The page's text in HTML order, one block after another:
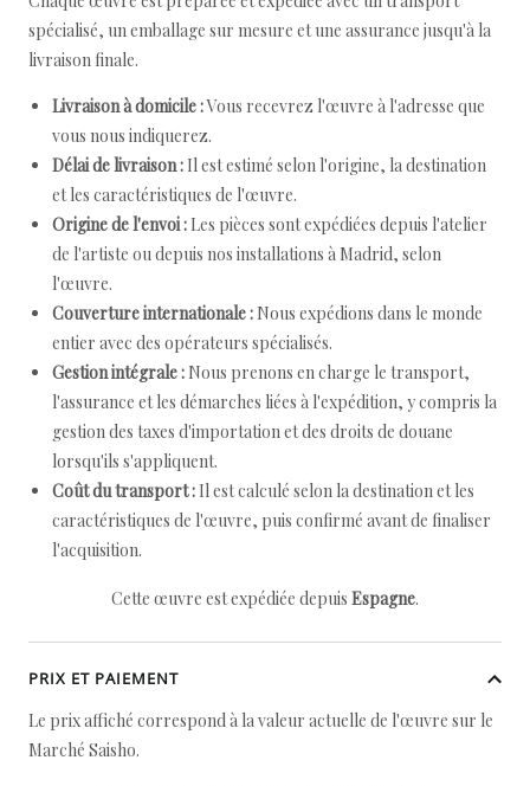
spécialisé, un emballage sur mesure et une assurance jusqu'à la
livraison finale.
Livraison à domicile :Vous recevrez l'œuvre à l'adresse que
vous nous indiquerez.
Délai de livraison : Il est estimé selon l'origine, la destination
et les caractéristiques de l'œuvre.
Origine de l'envoi : Les pièces sont expédiées depuis l'atelier
de l'artiste ou depuis nos installations à Madrid, selon
l'œuvre.
Couverture internationale : Nous expédions dans le monde
entier avec des opérateurs spécialisés.
Gestion intégrale : Nous prenons en charge le transport,
l'assurance et les démarches liées à l'expédition, y compris la
gestion des taxes d'importation et des droits de douane
lorsqu'ils s'appliquent.
Coût du transport : Il est calculé selon la destination et les
caractéristiques de l'œuvre, puis confirmé avant de finaliser
l'acquisition.
Cette œuvre est expédiée depuis Espagne.
PRIX ET PAIEMENT
Le prix affiché correspond à la valeur actuelle de l'œuvre sur le
Marché Saisho.